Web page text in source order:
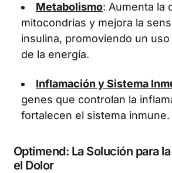
Metabolismo: Aumenta la
mitocondrias y mejora la
insulina, promoviendo un
de la energía.
Inflamación y Sistema
genes que controlan la
fortalecen el sistema inmune.
Optimend: La Solución para
el Dolor